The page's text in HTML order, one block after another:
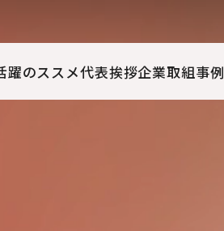
躍のススメ代表挨拶企業取組事例